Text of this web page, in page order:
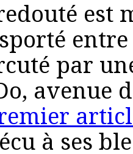
est
par
avenue
à ses